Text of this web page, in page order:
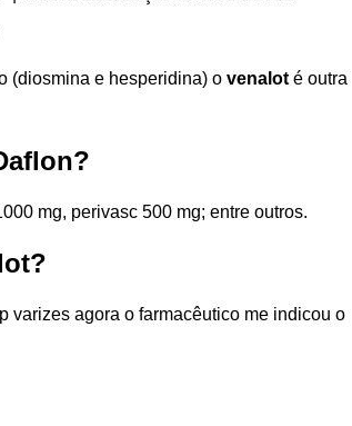
(diosmina e hesperidina) o venalot é outra
mg, perivasc 500 mg; entre outros.
varizes agora o farmacêutico me indicou o